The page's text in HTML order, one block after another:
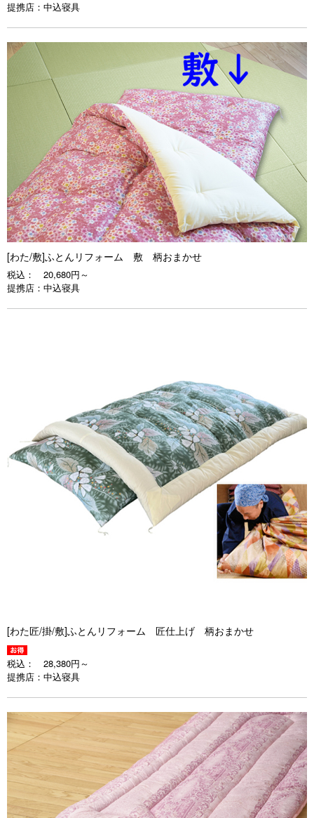
提携店： 中込寝具
[わた/敷]ふとんリフォーム 敷 柄おまかせ
税込：
20,680円～
提携店： 中込寝具
[わた匠/掛/敷]ふとんリフォーム 匠仕上げ 柄おまかせ
税込：
28,380円～
提携店： 中込寝具